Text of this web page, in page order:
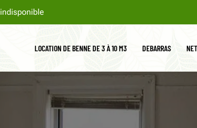
indisponible
LOCATION DE BENNE DE 3 À 10 M3 DEBARRAS